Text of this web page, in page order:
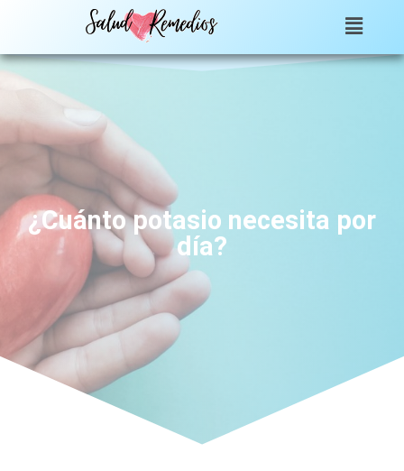
¿Cuánto potasio necesita por
día?